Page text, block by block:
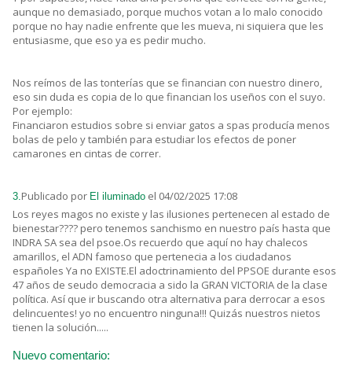
aunque no demasiado, porque muchos votan a lo malo conocido
porque no hay nadie enfrente que les mueva, ni siquiera que les
entusiasme, que eso ya es pedir mucho.
Nos reímos de las tonterías que se financian con nuestro dinero,
eso sin duda es copia de lo que financian los useños con el suyo.
Por ejemplo:
Financiaron estudios sobre si enviar gatos a spas producía menos
bolas de pelo y también para estudiar los efectos de poner
camarones en cintas de correr.
3.Publicado por El iluminado el 04/02/2025 17:08
Los reyes magos no existe y las ilusiones pertenecen al estado de
bienestar???? pero tenemos sanchismo en nuestro país hasta que
INDRA SA sea del psoe.Os recuerdo que aquí no hay chalecos
amarillos, el ADN famoso que pertenecia a los ciudadanos
españoles Ya no EXISTE.El adoctrinamiento del PPSOE durante esos
47 años de seudo democracia a sido la GRAN VICTORIA de la clase
política. Así que ir buscando otra alternativa para derrocar a esos
delincuentes! yo no encuentro ninguna!!! Quizás nuestros nietos
tienen la solución.....
Nuevo comentario: